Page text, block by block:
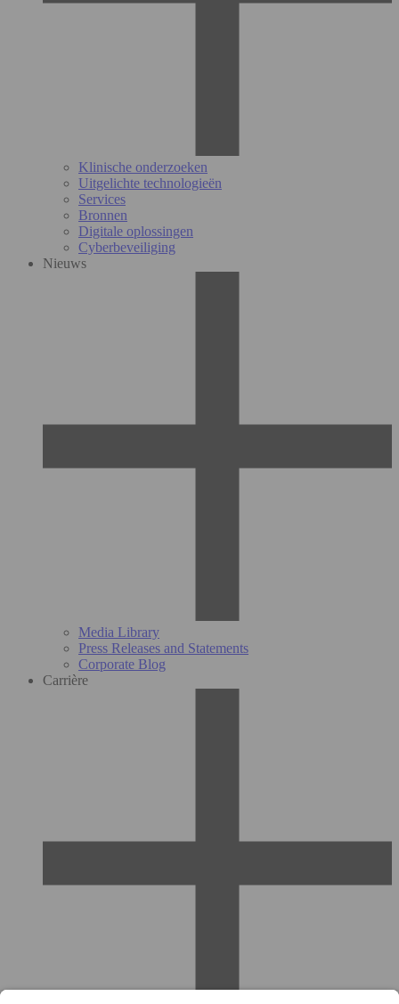
Klinische onderzoeken
Uitgelichte technologieën
Services
Bronnen
Digitale oplossingen
Cyberbeveiliging
Nieuws
Media Library
Press Releases and Statements
Corporate Blog
Carrière